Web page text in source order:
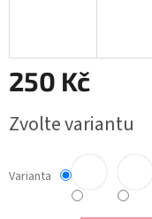
250 Kč
cena:
Zvolte variantu
Varianta